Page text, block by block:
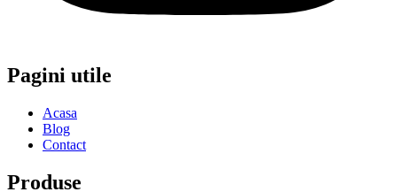
Pagini utile
Acasa
Blog
Contact
Produse